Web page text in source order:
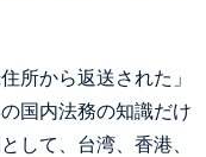
所から返送された」
国内法務の知識だけ
して、台湾、香港、